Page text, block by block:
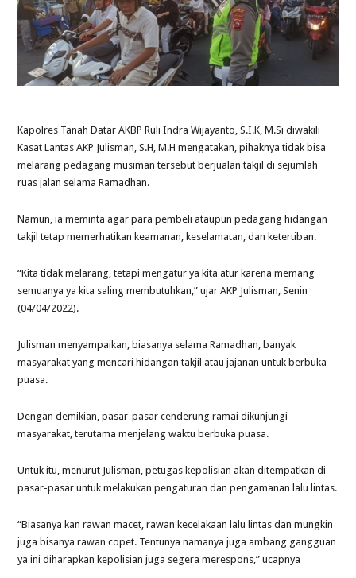
Kapolres Tanah Datar AKBP Ruli Indra Wijayanto, S.I.K, M.Si diwakili
Kasat Lantas AKP Julisman, S.H, M.H mengatakan, pihaknya tidak bisa
melarang pedagang musiman tersebut berjualan takjil di sejumlah
ruas jalan selama Ramadhan.
Namun, ia meminta agar para pembeli ataupun pedagang hidangan
takjil tetap memerhatikan keamanan, keselamatan, dan ketertiban.
“Kita tidak melarang, tetapi mengatur ya kita atur karena memang
semuanya ya kita saling membutuhkan,” ujar AKP Julisman, Senin
(04/04/2022).
Julisman menyampaikan, biasanya selama Ramadhan, banyak
masyarakat yang mencari hidangan takjil atau jajanan untuk berbuka
puasa.
Dengan demikian, pasar-pasar cenderung ramai dikunjungi
masyarakat, terutama menjelang waktu berbuka puasa.
Untuk itu, menurut Julisman, petugas kepolisian akan ditempatkan di
pasar-pasar untuk melakukan pengaturan dan pengamanan lalu lintas.
“Biasanya kan rawan macet, rawan kecelakaan lalu lintas dan mungkin
juga bisanya rawan copet. Tentunya namanya juga ambang gangguan
ya ini diharapkan kepolisian juga segera merespons,” ucapnya